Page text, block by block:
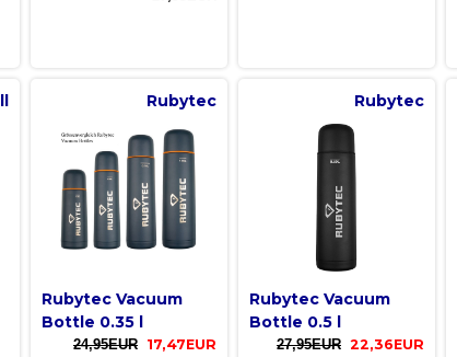
Rubytec
Rubytec Vacuum
Bottle 0.35 l
24,95EUR 17,47EUR
Rubytec
Rubytec Vacuum
Bottle 0.5 l
27,95EUR 22,36EUR